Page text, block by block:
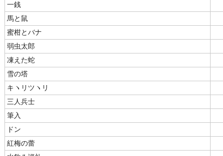
一銭
馬と鼠
蜜柑とバナゝ
弱虫太郎
凍えた蛇
雪の塔
キヽリツヽリ
三人兵士
筆入
ドン
紅梅の蕾